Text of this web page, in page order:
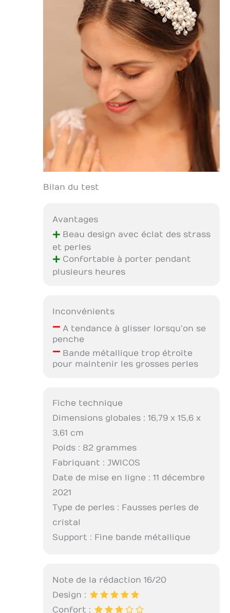
Bilan du test
Avantages
+Beau design avec éclat des strass
et perles
+Confortable à porter pendant
plusieurs heures
Inconvénients
–A tendance à glisser lorsqu’on se
penche
–Bande métallique trop étroite
pour maintenir les grosses perles
Fiche technique
Dimensions globales : 16,79 x 15,6 x
3,61 cm
Poids : 82 grammes
Fabriquant : JWICOS
Date de mise en ligne : 11 décembre
2021
Type de perles : Fausses perles de
cristal
Support : Fine bande métallique
Note de la rédaction 16/20
Design :
Confort :